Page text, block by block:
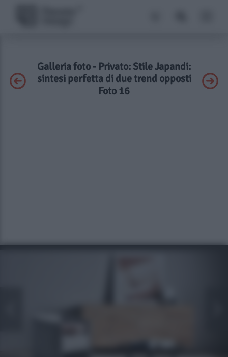
Galleria foto - Privato: Stile Japandi:
sintesi perfetta di due trend opposti
Foto 16